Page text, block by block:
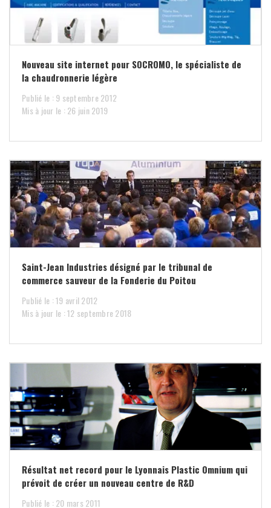
Nouveau site internet pour SOCROMO, le spécialiste de
la chaudronnerie légère
Publié le : 9 septembre 2012
Mis à jour le : 26 juin 2019
Saint-Jean Industries désigné par le tribunal de
commerce sauveur de la Fonderie du Poitou
Publié le : 19 avril 2012
Mis à jour le : 12 septembre 2018
Résultat net record pour le Lyonnais Plastic Omnium qui
prévoit de créer un nouveau centre de R&D
Publié le : 20 mars 2011